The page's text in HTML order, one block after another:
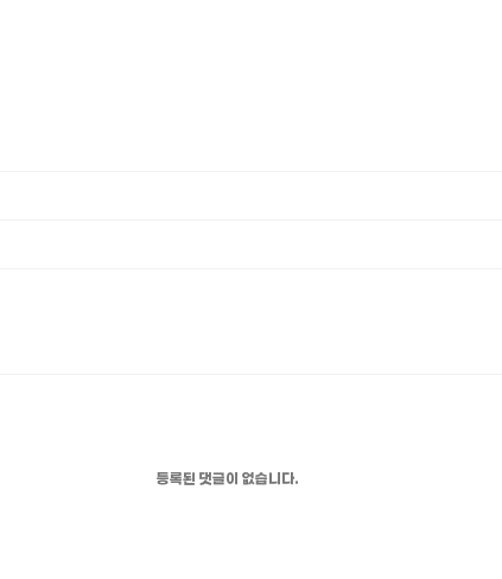
등록된 댓글이 없습니다.